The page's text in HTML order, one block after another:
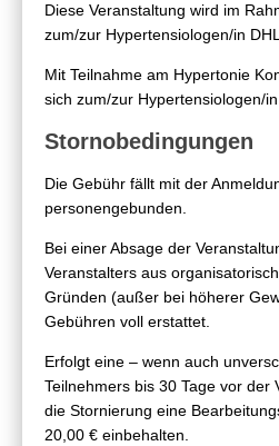
Diese Veranstaltung wird im
zum/zur Hypertensiologen/in
Mit Teilnahme am Hypertonie
sich zum/zur Hypertensiologen/
Stornobedingungen
Die Gebühr fällt mit der
personengebunden.
Bei einer Absage der
Veranstalters aus
Gründen (außer bei höherer
Gebühren voll erstattet.
Erfolgt eine – wenn auch
Teilnehmers bis 30 Tage vor der
die Stornierung eine
20,00 € einbehalten.